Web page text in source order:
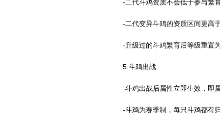
-二代斗鸡资质不会低于参与繁
-二代变异斗鸡的资质区间更高
-升级过的斗鸡繁育后等级重置
5.斗鸡出战
-斗鸡出战后属性立即生效，即
-斗鸡为赛季制，每只斗鸡都有